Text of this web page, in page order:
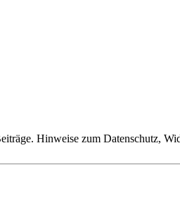
Hinweise zum Datenschutz,